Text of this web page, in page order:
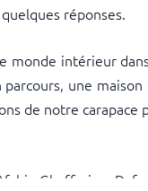
réponses.
monde intérieur
une
de notre carapace
Ghaffarian- Daf,